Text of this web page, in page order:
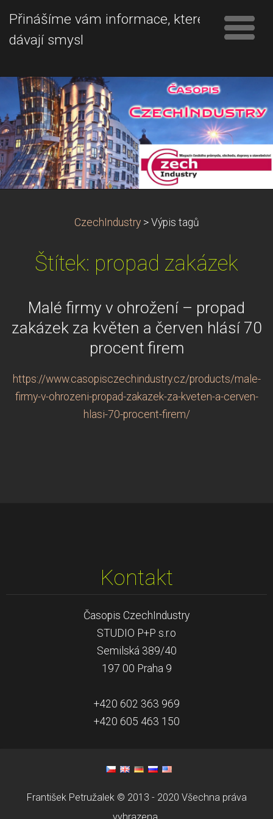
Přinášíme vám informace, které
dávají smysl
CzechIndustry > Výpis tagů
Štítek: propad zakázek
Malé firmy v ohrožení – propad
zakázek za květen a červen hlásí 70
procent firem
https://www.casopisczechindustry.cz/products/male-
firmy-v-ohrozeni-propad-zakazek-za-kveten-a-cerven-
hlasi-70-procent-firem/
Kontakt
Časopis CzechIndustry
STUDIO P+P s.r.o
Semilská 389/40
197 00 Praha 9
+420 602 363 969
+420 605 463 150
František Petružalek © 2013 - 2020 Všechna práva